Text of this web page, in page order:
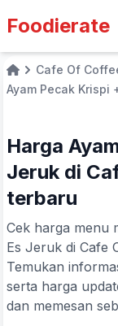
Foodierate
HomeCafe Of
Ayam Pecak Krispi
Harga
Jeruk di
terbaru
Cek harga menu
Es Jeruk di Cafe
Temukan
serta harga
dan memesan